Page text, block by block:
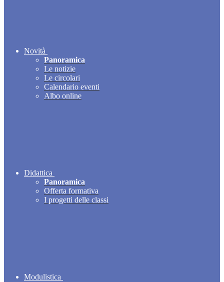
Novità
Panoramica
Le notizie
Le circolari
Calendario eventi
Albo online
Didattica
Panoramica
Offerta formativa
I progetti delle classi
Modulistica